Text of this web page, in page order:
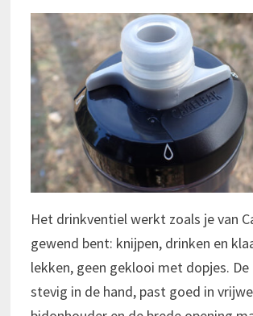
Het drinkventiel werkt zoals je van
gewend bent: knijpen, drinken en
lekken, geen geklooi met dopjes.
stevig in de hand, past goed in